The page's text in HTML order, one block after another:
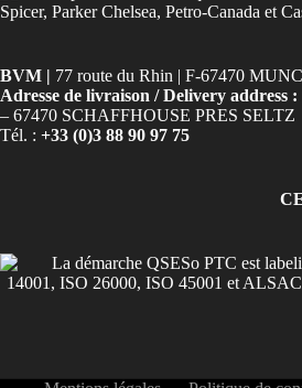
BVM | 77 route du Rhin | F-67470
Adresse de livraison / Delivery address :
– 67470 SCHAFFHOUSE PRES SELTZ
Tél. : +33 (0)3 88 90 97 75